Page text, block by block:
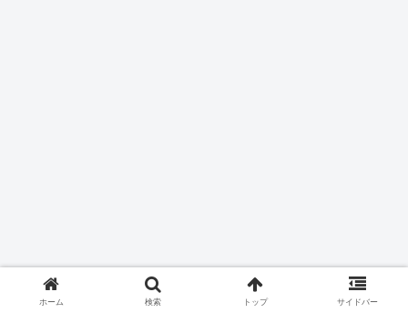
ホーム 検索 トップ サイドバー